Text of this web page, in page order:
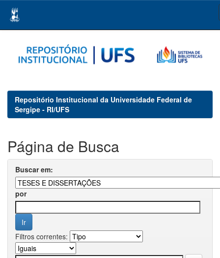
navigation
Repositório Institucional da Universidade Federal de
Sergipe - RI/UFS
Página de Busca
Buscar em:
por
Filtros correntes: